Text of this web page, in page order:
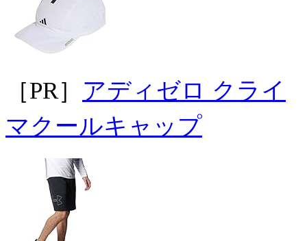
［PR］ アディゼロ クライ
マクールキャップ